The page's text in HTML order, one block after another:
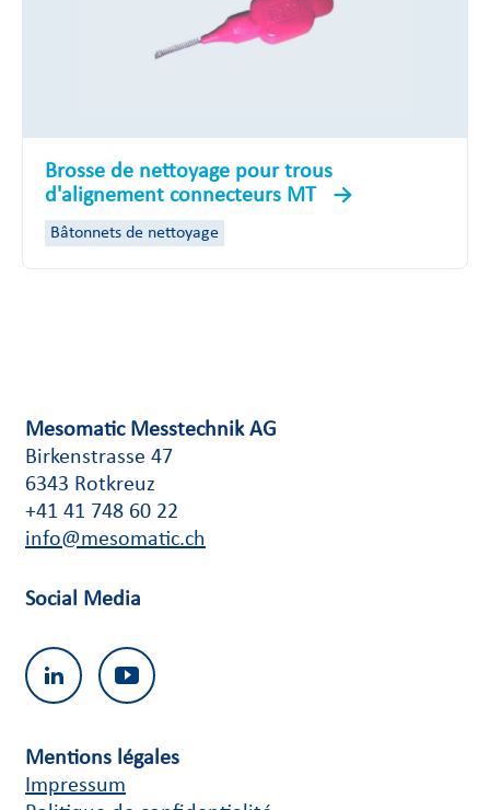
Brosse de nettoyage pour trous
d'alignement connecteurs MT
Bâtonnets de nettoyage
Mesomatic Messtechnik AG
Birkenstrasse 47
6343 Rotkreuz
+41 41 748 60 22
info@mesomatic.ch
Social Media
Mentions légales
Impressum